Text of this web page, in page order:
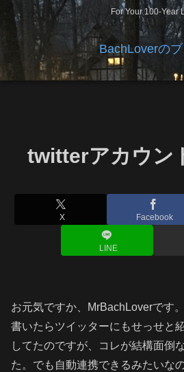
For Your 100-Year
BachLoverの
twitterアカウン
X Facebook
LINE
お元気ですか、MrBachLoverです
書いたらツイッターにもせっせと
してたのですが、コレが結構面倒
た。でも自動連携できるみたいな